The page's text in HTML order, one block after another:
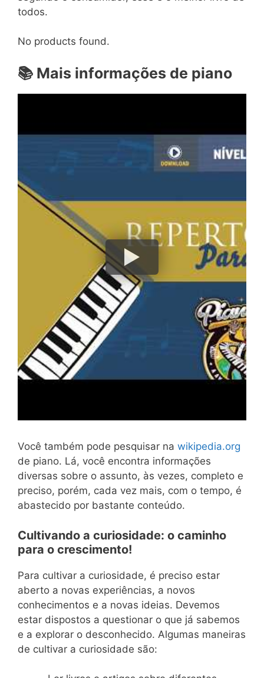
todos.
No products found.
📚 Mais informações de piano
Você também pode pesquisar na wikipedia.org
de piano. Lá, você encontra informações
diversas sobre o assunto, às vezes, completo e
preciso, porém, cada vez mais, com o tempo, é
abastecido por bastante conteúdo.
Cultivando a curiosidade: o caminho
para o crescimento!
Para cultivar a curiosidade, é preciso estar
aberto a novas experiências, a novos
conhecimentos e a novas ideias. Devemos
estar dispostos a questionar o que já sabemos
e a explorar o desconhecido. Algumas maneiras
de cultivar a curiosidade são: